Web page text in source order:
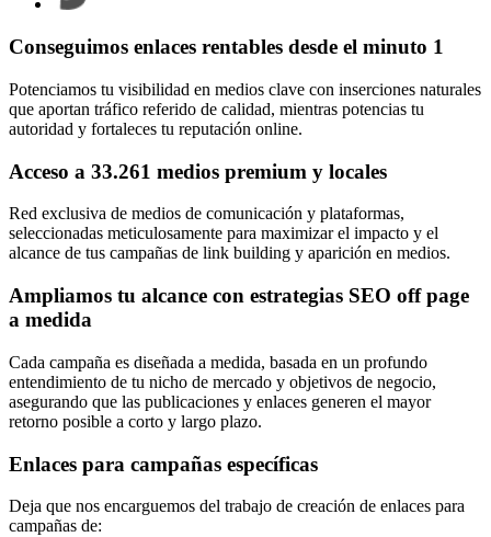
Conseguimos enlaces rentables desde el minuto 1
Potenciamos tu visibilidad en medios clave con inserciones naturales
que aportan tráfico referido de calidad, mientras potencias tu
autoridad y fortaleces tu reputación online.
Acceso a 33.261 medios premium y locales
Red exclusiva de medios de comunicación y plataformas,
seleccionadas meticulosamente para maximizar el impacto y el
alcance de tus campañas de link building y aparición en medios.
Ampliamos tu alcance con estrategias SEO off page
a medida
Cada campaña es diseñada a medida, basada en un profundo
entendimiento de tu nicho de mercado y objetivos de negocio,
asegurando que las publicaciones y enlaces generen el mayor
retorno posible a corto y largo plazo.
Enlaces para campañas específicas
Deja que nos encarguemos del trabajo de creación de enlaces para
campañas de: